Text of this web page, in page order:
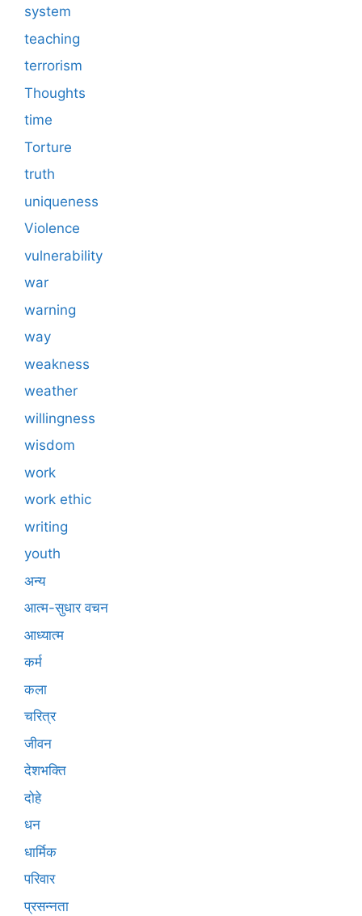
system
teaching
terrorism
Thoughts
time
Torture
truth
uniqueness
Violence
vulnerability
war
warning
way
weakness
weather
willingness
wisdom
work
work ethic
writing
youth
अन्य
आत्म-सुधार वचन
आध्यात्म
कर्म
कला
चरित्र
जीवन
देशभक्ति
दोहे
धन
धार्मिक
परिवार
प्रसन्नता